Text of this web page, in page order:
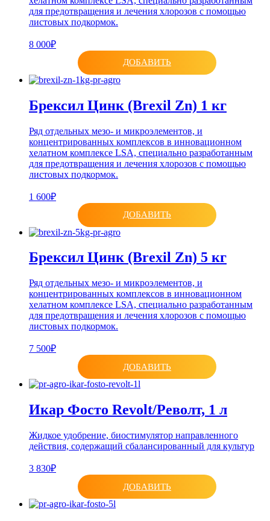
для предотвращения и лечения хлорозов с помощью
листовых подкормок.
8 000₽
ДОБАВИТЬ
Брексил Цинк (Brexil Zn) 1 кг
Ряд отдельных мезо- и микроэлементов, и
концентрированных комплексов в инновационном
хелатном комплексе LSA, специально разработанным
для предотвращения и лечения хлорозов с помощью
листовых подкормок.
1 600₽
ДОБАВИТЬ
Брексил Цинк (Brexil Zn) 5 кг
Ряд отдельных мезо- и микроэлементов, и
концентрированных комплексов в инновационном
хелатном комплексе LSA, специально разработанным
для предотвращения и лечения хлорозов с помощью
листовых подкормок.
7 500₽
ДОБАВИТЬ
Икар Фосто Revolt/Револт, 1 л
Жидкое удобрение, биостимулятор направленного
действия, содержащий сбалансированный для культур
3 830₽
ДОБАВИТЬ